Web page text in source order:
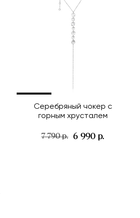
Серебряный чокер с
горным хрусталем
7 790 р. 6 990 р.